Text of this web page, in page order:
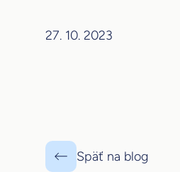
27. 10. 2023
Späť na blog